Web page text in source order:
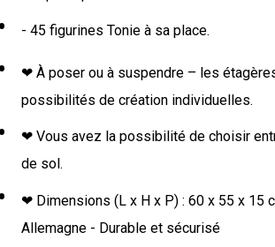
- 45 figurines Tonie à sa place.
❤ À poser ou à suspendre – les
possibilités de création individuelles.
❤ Vous avez la possibilité de choisir
de sol.
❤ Dimensions (L x H x P) : 60 x 55 x 15
Allemagne - Durable et sécurisé